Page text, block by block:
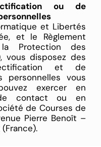
ou de
et Libertés
et le Règlement
Protection des
vous disposez des
et de
personnelles vous
exercer en
contact ou en
de Courses de
Pierre Benoît –